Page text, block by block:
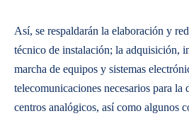
Así, se respaldarán la elaboración y
técnico de instalación; la adquisición,
marcha de equipos y sistemas
telecomunicaciones necesarios para
centros analógicos, así como algunos